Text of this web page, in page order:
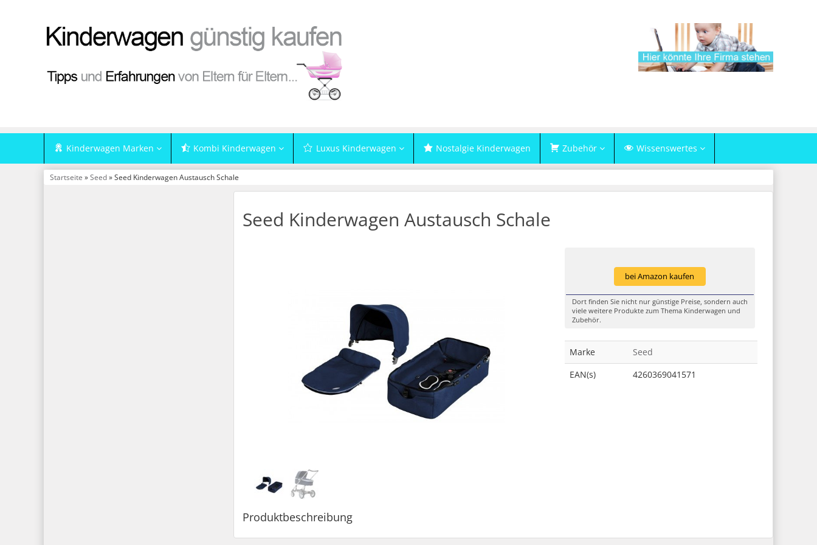
Kinderwagen Marken Kombi Kinderwagen Luxus Kinderwagen Nostalgie Kinderwagen Zubehör Wissenswertes
Startseite »Seed» Seed Kinderwagen Austausch Schale
Seed Kinderwagen Austausch Schale
bei Amazon kaufen
Dort finden Sie nicht nur günstige Preise, sondern auch
viele weitere Produkte zum Thema Kinderwagen und
Zubehör.
Marke
Seed
EAN(s)
4260369041571
Produktbeschreibung